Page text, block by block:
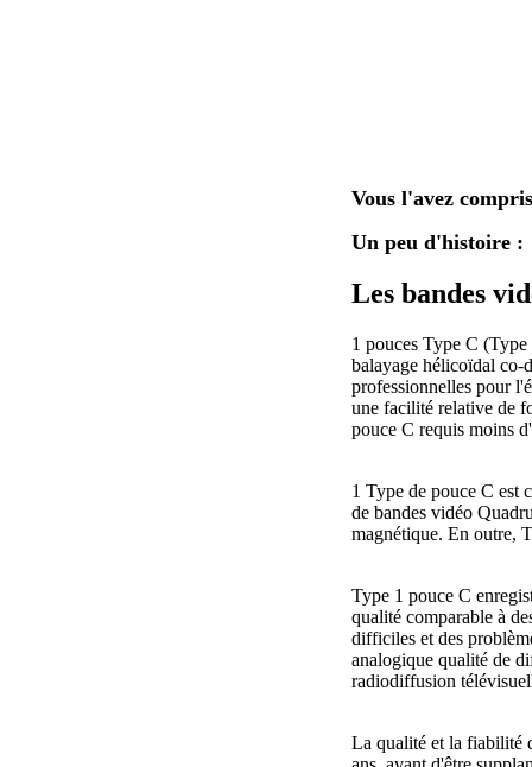
Vous l'avez
Un peu d'histoire :
Les bandes
1 pouces Type C
balayage hélicoïdal co-
professionnelles pour
une facilité relative de
pouce C requis moins
1 Type de pouce C est
de bandes vidéo
magnétique. En outre,
Type 1 pouce C
qualité comparable à
difficiles et des
analogique qualité de
radiodiffusion
La qualité et la fiabilité